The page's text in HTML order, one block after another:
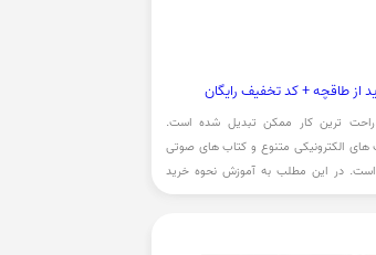
از طاقچه + کد تخفیف رایگان
راحت ترین کار ممکن تبدیل شده است.
های الکترونیکی متنوع و کتاب های صوتی
است. در این مطلب به آموزش نحوه خرید